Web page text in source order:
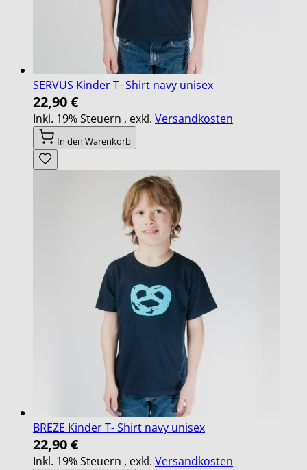
SERVUS Kinder T- Shirt navy unisex
22,90 €
Inkl. 19% Steuern , exkl. Versandkosten
In den Warenkorb
BREZE Kinder T- Shirt navy unisex
22,90 €
Inkl. 19% Steuern , exkl. Versandkosten